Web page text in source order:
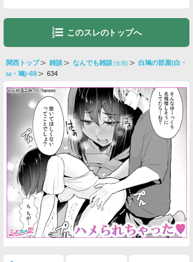
このスレのトップへ
関西トップ 雑談 なんでも雑談 (全国)
白鳩の部屋(白・
ω・鳩)-69
634